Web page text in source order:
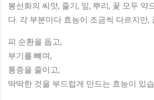
봉선화의 씨앗, 줄기, 잎, 뿌리, 꽃 모두 약
다. 각 부분마다 효능이 조금씩 다르지만,
피 순환을 돕고,
부기를 빼며,
통증을 줄이고,
딱딱한 것을 부드럽게 만드는 효능이 있